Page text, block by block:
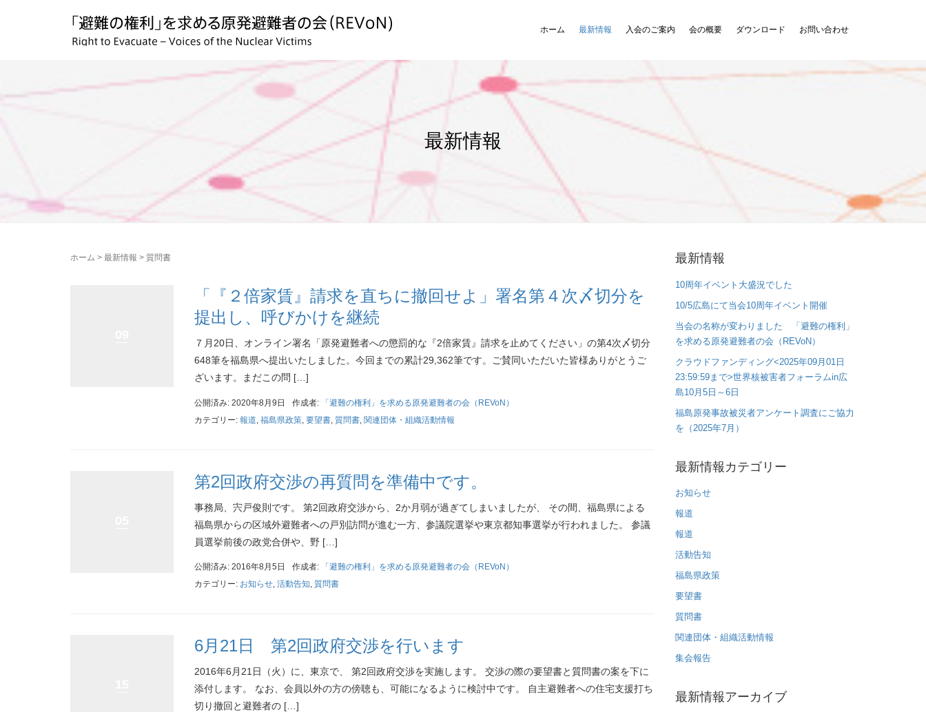
ホーム 最新情報 入会のご案内 会の概要 ダウンロード お問い合わせ
最新情報
ホーム > 最新情報 > 質問書
「『２倍家賃』請求を直ちに撤回せよ」署名第４次〆切分を
提出し、呼びかけを継続
７月20日、オンライン署名「原発避難者への懲罰的な『2倍家賃』請求を止めてください」の第4次〆切分
648筆を福島県へ提出いたしました。今回までの累計29,362筆です。ご賛同いただいた皆様ありがとうご
ざいます。まだこの問 […]
公開済み: 2020年8月9日 作成者:
「避難の権利」を求める原発避難者の会（REVoN）
カテゴリー: 報道 福島県政策 要望書 質問書 関連団体・組織活動情報
第2回政府交渉の再質問を準備中です。
事務局、宍戸俊則です。 第2回政府交渉から、2か月弱が過ぎてしまいましたが、 その間、福島県による
福島県からの区域外避難者への戸別訪問が進む一方、参議院選挙や東京都知事選挙が行われました。 参議
員選挙前後の政党合併や、野 […]
公開済み: 2016年8月5日 作成者:
「避難の権利」を求める原発避難者の会（REVoN）
カテゴリー: お知らせ, 活動告知, 質問書
6月21日 第2回政府交渉を行います
2016年6月21日（火）に、東京で、 第2回政府交渉を実施します。 交渉の際の要望書と質問書の案を下に
添付します。 なお、会員以外の方の傍聴も、可能になるように検討中です。 自主避難者への住宅支援打ち
切り撤回と避難者の […]
最新情報
10周年イベント大盛況でした
10/5広島にて当会10周年イベント開催
当会の名称が変わりました 「避難の権利」
を求める原発避難者の会（REVoN）
クラウドファンディング<2025年09月01日
23:59:59まで>世界核被害者フォーラムin広
島10月5日～6日
福島原発事故被災者アンケート調査にご協力
を（2025年7月）
最新情報カテゴリー
お知らせ
報道
報道
活動告知
福島県政策
要望書
質問書
関連団体・組織活動情報
集会報告
最新情報アーカイブ